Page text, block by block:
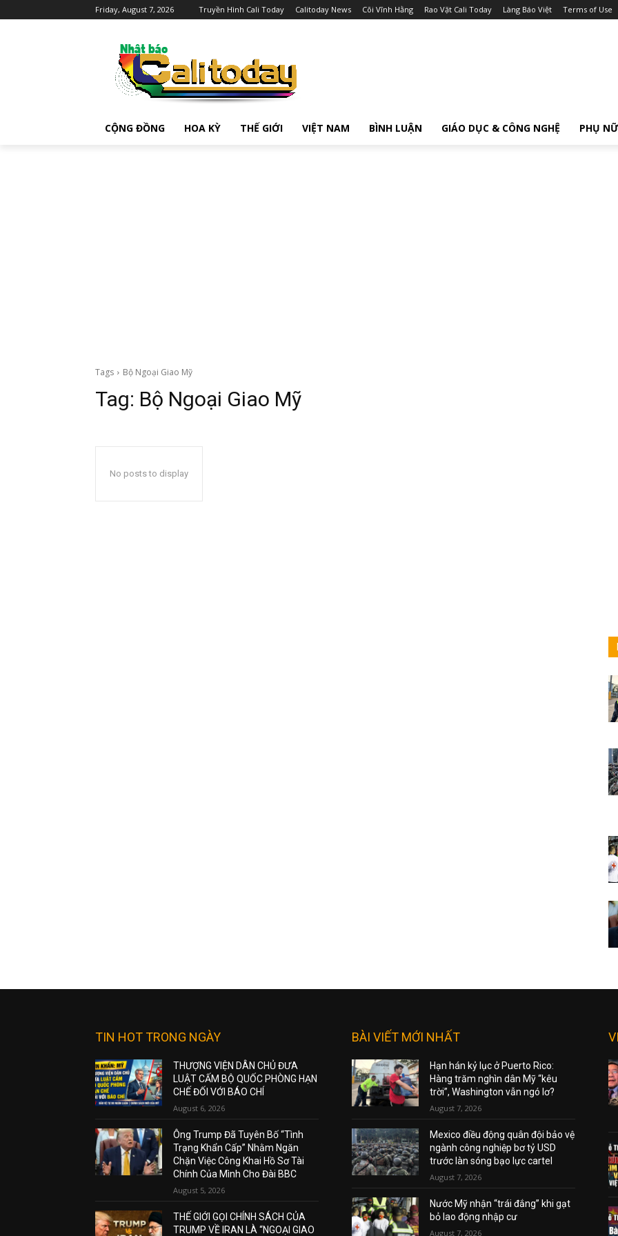
Friday, August 7, 2026 Truyền Hình Cali Today Calitoday News Cõi Vĩnh Hằng Rao Vặt Cali Today Làng Báo Việt Terms of Use
CỘNG ĐỒNG HOA KỲ THẾ GIỚI VIỆT NAM BÌNH LUẬN GIÁO DỤC & CÔNG NGHỆ PHỤ NỮ
Tags Bộ Ngoại Giao Mỹ
Tag: Bộ Ngoại Giao Mỹ
No posts to display
TIN HOT TRONG NGÀY
THƯỢNG VIỆN DÂN CHỦ ĐƯA
LUẬT CẤM BỘ QUỐC PHÒNG HẠN
CHẾ ĐỐI VỚI BÁO CHÍ
August 6, 2026
Ông Trump Đã Tuyên Bố “Tình
Trạng Khẩn Cấp” Nhằm Ngăn
Chặn Việc Công Khai Hồ Sơ Tài
Chính Của Mình Cho Đài BBC
August 5, 2026
THẾ GIỚI GỌI CHÍNH SÁCH CỦA
TRUMP VỀ IRAN LÀ “NGOẠI GIAO
BÀI VIẾT MỚI NHẤT
Hạn hán kỷ lục ở Puerto Rico:
Hàng trăm nghìn dân Mỹ “kêu
trời”, Washington vẫn ngó lơ?
August 7, 2026
Mexico điều động quân đội bảo vệ
ngành công nghiệp bơ tỷ USD
trước làn sóng bạo lực cartel
August 7, 2026
Nước Mỹ nhận “trái đắng” khi gạt
bỏ lao động nhập cư
August 7, 2026